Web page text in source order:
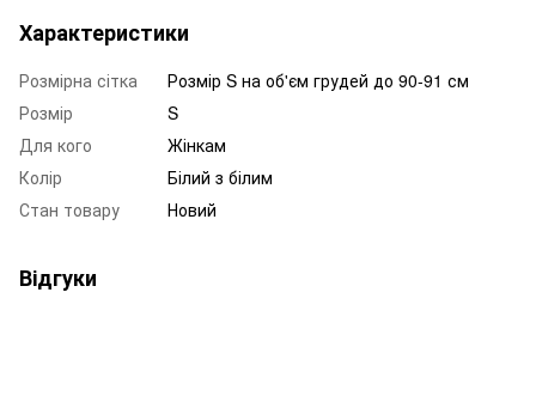
Характеристики
Розмірна сітка
Розмір S на об'єм грудей до 90-91 см
Розмір
S
Для кого
Жінкам
Колір
Білий з білим
Стан товару
Новий
Відгуки